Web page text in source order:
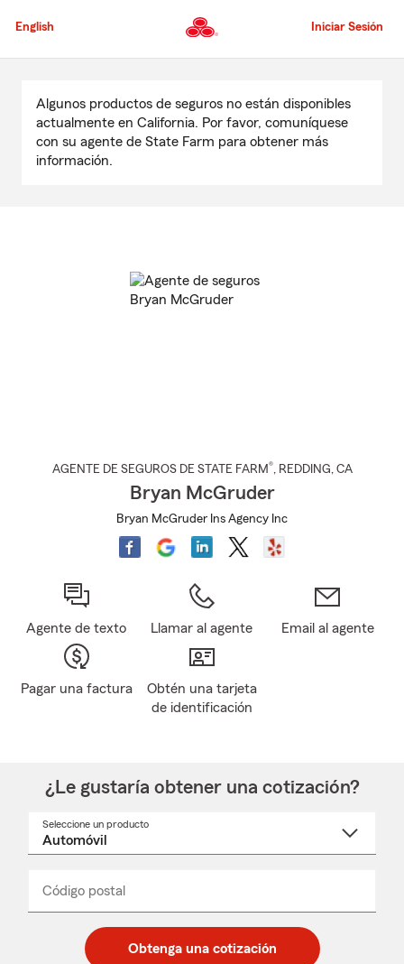
al
principal
English Iniciar Sesión
contenido
principal
Algunos productos de seguros no están disponibles
actualmente en California. Por favor, comuníquese
con su agente de State Farm para obtener más
información.
AGENTE DE SEGUROS DE STATE FARM®, REDDING, CA
Bryan McGruder
Bryan McGruder Ins Agency Inc
Agente de texto Llamar al agente Email al agente
Pagar una factura
Obtén una tarjeta
de identificación
¿Le gustaría obtener una cotización?
Seleccione un producto
desplegable
Código postal
de
de
_____
Obtenga una cotización